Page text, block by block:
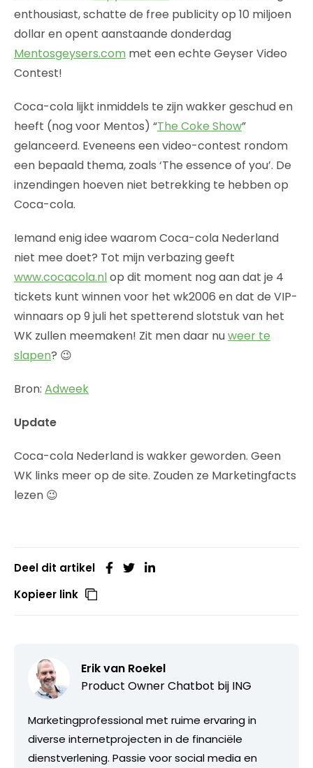
enthousiast, schatte de free publicity op 10 miljoen
dollar en opent aanstaande donderdag
Mentosgeysers.com met een echte Geyser Video
Contest!
Coca-cola lijkt inmiddels te zijn wakker geschud en
heeft (nog voor Mentos) “The Coke Show”
gelanceerd. Eveneens een video-contest rondom
een bepaald thema, zoals ‘The essence of you’. De
inzendingen hoeven niet betrekking te hebben op
Coca-cola.
Iemand enig idee waarom Coca-cola Nederland
niet mee doet? Tot mijn verbazing geeft
www.cocacola.nlop dit moment nog aan dat je 4
tickets kunt winnen voor het wk2006 en dat de VIP-
winnaars op 9 juli het spetterend slotstuk van het
WK zullen meemaken! Zit men daar nuweer te
slapen? 😉
Bron: Adweek
Update
Coca-cola Nederland is wakker geworden. Geen
WK links meer op de site. Zouden ze Marketingfacts
lezen 😉
Deel dit artikel
Kopieer link
Erik van Roekel
Product Owner Chatbot bij ING
Marketingprofessional met ruime ervaring in
diverse internetprojecten in de financiële
dienstverlening. Passie voor social media en